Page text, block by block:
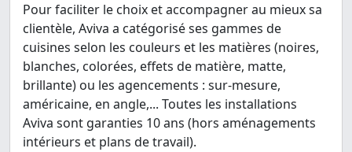
Pour faciliter le choix et accompagner au mieux sa
clientèle, Aviva a catégorisé ses gammes de
cuisines selon les couleurs et les matières (noires,
blanches, colorées, effets de matière, matte,
brillante) ou les agencements : sur-mesure,
américaine, en angle,... Toutes les installations
Aviva sont garanties 10 ans (hors aménagements
intérieurs et plans de travail).